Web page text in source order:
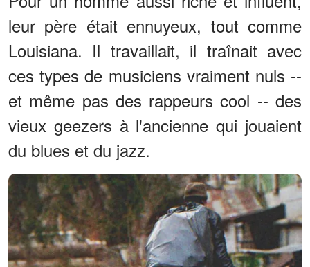
leur père était ennuyeux, tout comme
Louisiana. Il travaillait, il traînait avec
ces types de musiciens vraiment nuls --
et même pas des rappeurs cool -- des
vieux geezers à l'ancienne qui jouaient
du blues et du jazz.